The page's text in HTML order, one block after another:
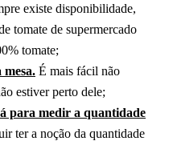
existe disponibilidade,
tomate de supermercado
tomate;
. É mais fácil não
estiver perto dele;
para medir a quantidade
ter a noção da quantidade